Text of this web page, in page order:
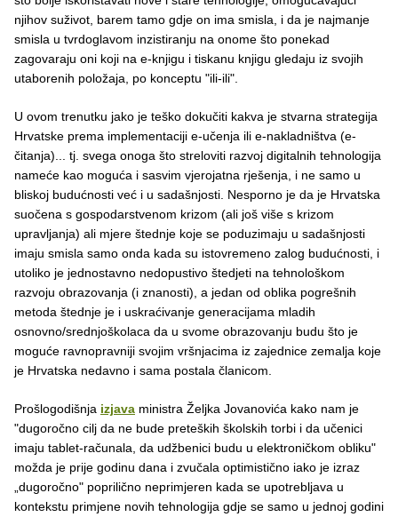
njihov suživot, barem tamo gdje on ima smisla, i da je najmanje
smisla u tvrdoglavom inzistiranju na onome što ponekad
zagovaraju oni koji na e-knjigu i tiskanu knjigu gledaju iz svojih
utaborenih položaja, po konceptu "ili-ili".
U ovom trenutku jako je teško dokučiti kakva je stvarna strategija
Hrvatske prema implementaciji e-učenja ili e-nakladništva (e-
čitanja)... tj. svega onoga što streloviti razvoj digitalnih tehnologija
nameće kao moguća i sasvim vjerojatna rješenja, i ne samo u
bliskoj budućnosti već i u sadašnjosti. Nesporno je da je Hrvatska
suočena s gospodarstvenom krizom (ali još više s krizom
upravljanja) ali mjere štednje koje se poduzimaju u sadašnjosti
imaju smisla samo onda kada su istovremeno zalog budućnosti, i
utoliko je jednostavno nedopustivo štedjeti na tehnološkom
razvoju obrazovanja (i znanosti), a jedan od oblika pogrešnih
metoda štednje je i uskraćivanje generacijama mladih
osnovno/srednjoškolaca da u svome obrazovanju budu što je
moguće ravnopravniji svojim vršnjacima iz zajednice zemalja koje
je Hrvatska nedavno i sama postala članicom.
Prošlogodišnja izjava ministra Željka Jovanovića kako nam je
"dugoročno cilj da ne bude preteških školskih torbi i da učenici
imaju tablet-računala, da udžbenici budu u elektroničkom obliku"
možda je prije godinu dana i zvučala optimistično iako je izraz
„dugoročno" poprilično neprimjeren kada se upotrebljava u
kontekstu primjene novih tehnologija gdje se samo u jednoj godini